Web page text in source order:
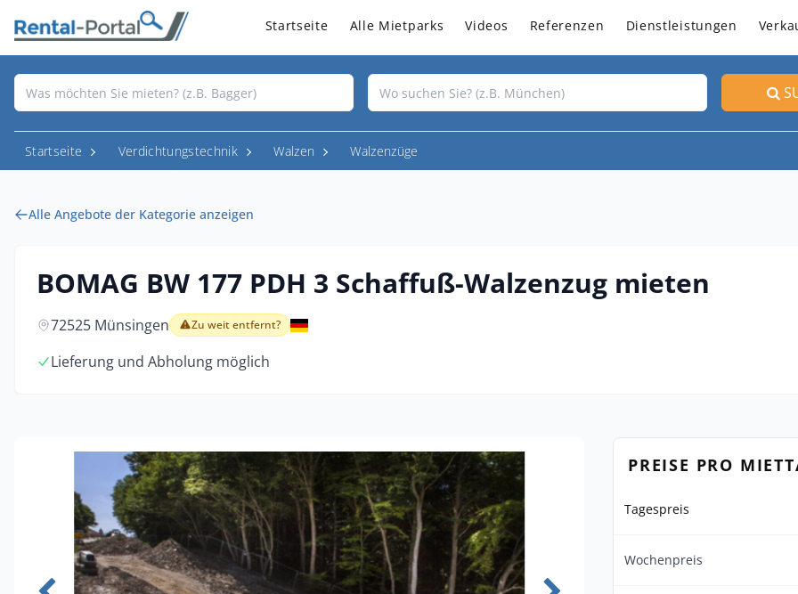
Startseite Alle Mietparks Videos Referenzen Dienstleistungen
Startseite Verdichtungstechnik Walzen Walzenzüge
Alle Angebote der Kategorie anzeigen
BOMAG BW 177 PDH 3 Schaffuß-Walzenzug mieten
72525 Münsingen Zu weit entfernt?
Lieferung und Abholung möglich
PREISE PRO
Tagespreis
Wochenpreis